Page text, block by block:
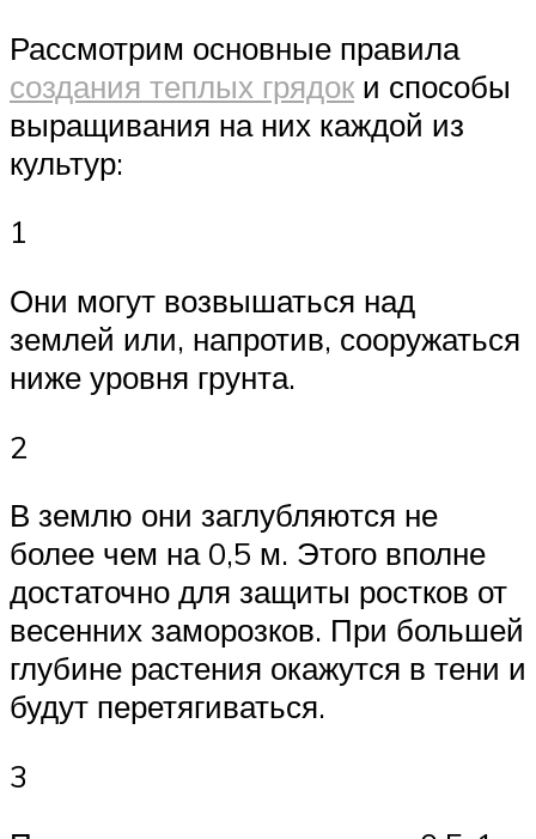
Рассмотрим основные правила
создания теплых грядок и способы
выращивания на них каждой из
культур:
1
Они могут возвышаться над
землей или, напротив, сооружаться
ниже уровня грунта.
2
В землю они заглубляются не
более чем на 0,5 м. Этого вполне
достаточно для защиты ростков от
весенних заморозков. При большей
глубине растения окажутся в тени и
будут перетягиваться.
3